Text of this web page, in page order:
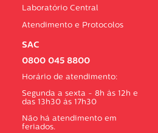
Laboratório Central
Atendimento e Protocolos
SAC
0800 045 8800
Horário de atendimento:
Segunda a sexta - 8h às 12h e
das 13h30 às 17h30
Não há atendimento em
feriados.